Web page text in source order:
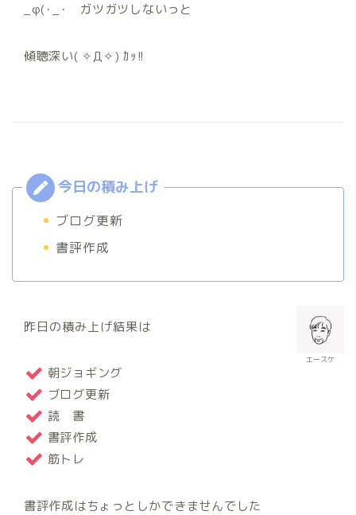
_φ(･_･ ガツガツしないっと
傾聴深い( ✧Д✧) ｶｯ!!
ブログ更新
書評作成
エースケ
昨日の積み上げ結果は
朝ジョギング
ブログ更新
読 書
書評作成
筋トレ
書評作成はちょっとしかできませんでした